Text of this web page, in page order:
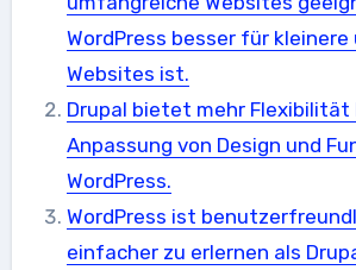
WordPress besser für
Websites ist.
Drupal bietet mehr Flexibilität
Anpassung von Design und
WordPress.
WordPress ist
einfacher zu erlernen als